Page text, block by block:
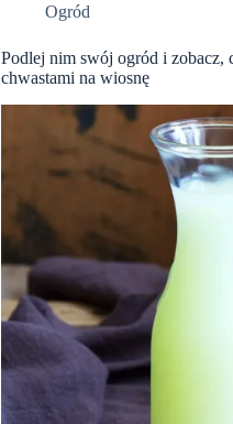
Ogród
Podlej nim swój ogród i zobacz,
chwastami na wiosnę